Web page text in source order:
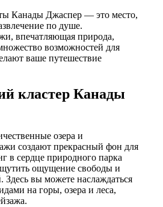
Канады Джаспер — это место,
по душе.
впечатляющая природа,
возможностей для
ваше путешествие
кластер Канады
озера и
создают прекрасный фон для
в сердце природного парка
ощущение свободы и
Здесь вы можете наслаждаться
на горы, озера и леса,